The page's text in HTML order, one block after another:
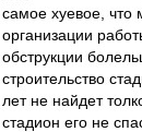
самое хуевое,
организации
обструкции
строительство
лет не найдет
стадион его не